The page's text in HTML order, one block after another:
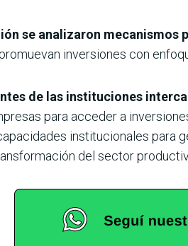
se analizaron
inversiones con
de las instituciones
para acceder a
institucionales para
del sector